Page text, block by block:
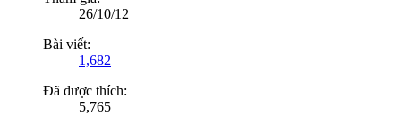
26/10/12
Bài viết:
1,682
Đã được thích:
5,765